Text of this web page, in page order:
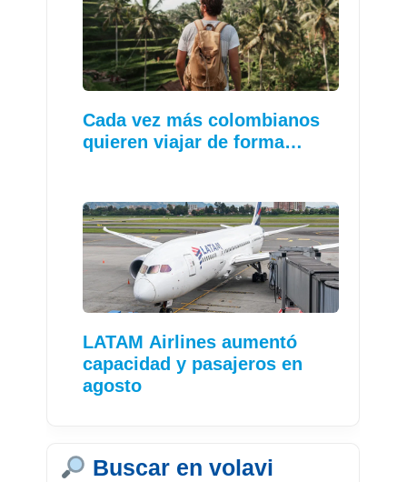
Cada vez más colombianos
quieren viajar de forma…
LATAM Airlines aumentó
capacidad y pasajeros en
agosto
Buscar en volavi